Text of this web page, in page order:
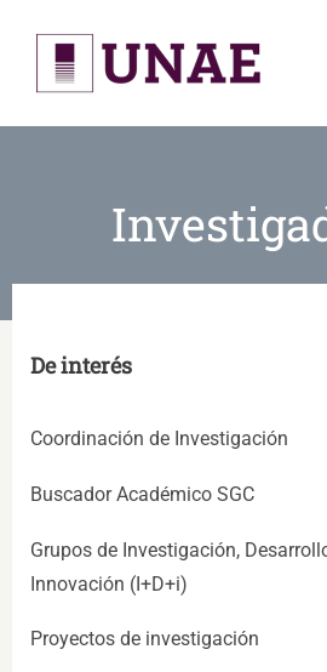
content
De interés
Coordinación de Investigación
Buscador Académico SGC
Grupos de Investigación,
Innovación (I+D+i)
Proyectos de investigación